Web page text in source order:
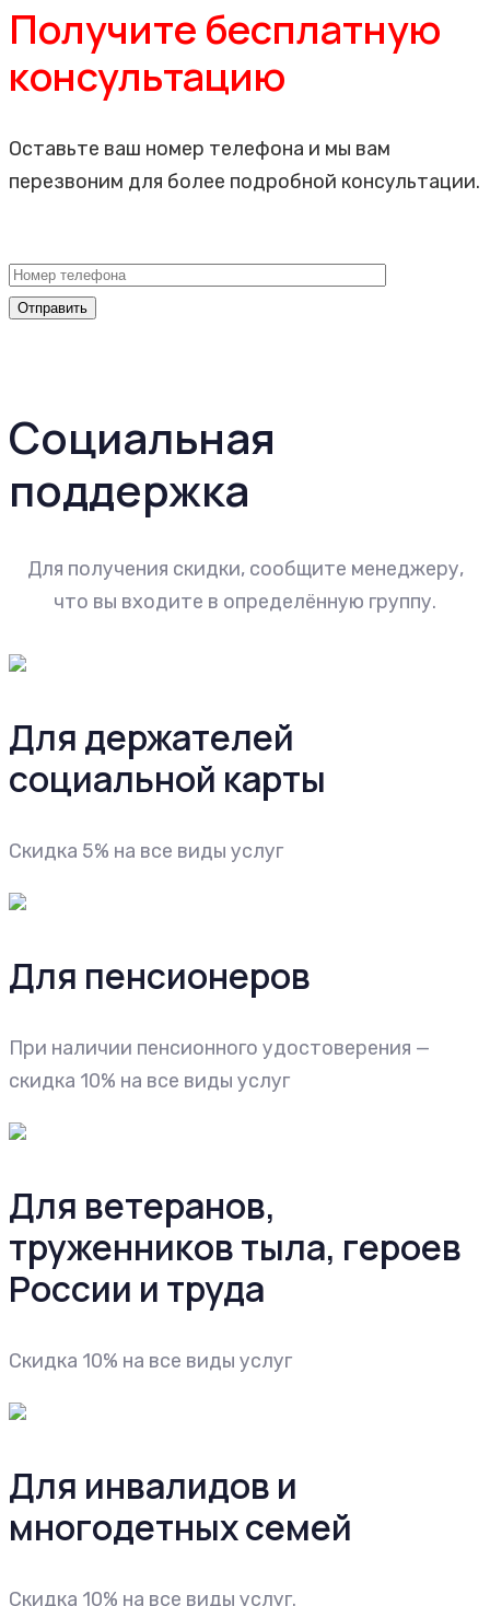
Получите бесплатную
консультацию
Оставьте ваш номер телефона и мы вам
перезвоним для более подробной консультации.
Социальная
поддержка
Для получения скидки, сообщите менеджеру,
что вы входите в определённую группу.
Для держателей
социальной карты
Скидка 5% на все виды услуг
Для пенсионеров
При наличии пенсионного удостоверения —
скидка 10% на все виды услуг
Для ветеранов,
труженников тыла, героев
России и труда
Cкидка 10% на все виды услуг
Для инвалидов и
многодетных семей
Cкидка 10% на все виды услуг.